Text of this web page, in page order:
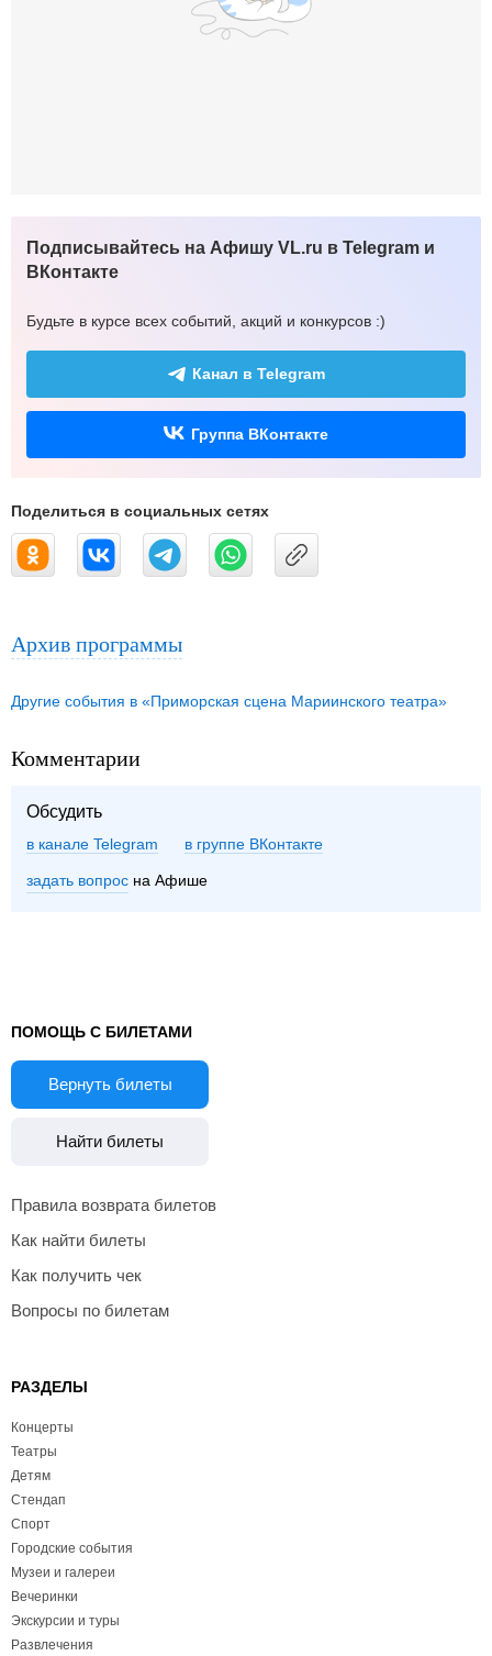
Подписывайтесь на Афишу VL.ru в Telegram и
ВКонтакте
Будьте в курсе всех событий, акций и конкурсов :)
Канал в Telegram
Группа ВКонтакте
Поделиться в социальных сетях
Архив программы
Другие события в «Приморская сцена Мариинского театра»
Комментарии
Обсудить
в канале Telegram группе ВКонтакте
задать вопрос на Афише
ПОМОЩЬ С БИЛЕТАМИ
Вернуть билеты
Найти билеты
Правила возврата билетов
Как найти билеты
Как получить чек
Вопросы по билетам
РАЗДЕЛЫ
Концерты
Театры
Детям
Стендап
Спорт
Городские события
Музеи и галереи
Вечеринки
Экскурсии и туры
Развлечения